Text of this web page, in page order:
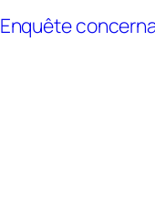
Enquête